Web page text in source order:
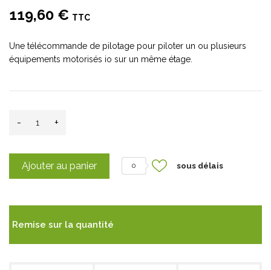
119,60 € TTC
Une télécommande de pilotage pour piloter un ou plusieurs
équipements motorisés io sur un même étage.
- +
Ajouter au panier 0 sous délais
Remise sur la quantité